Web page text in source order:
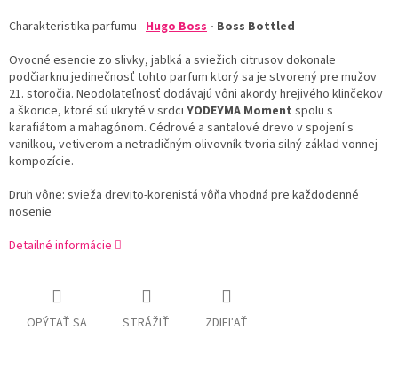
Charakteristika parfumu -HugoBoss - Boss Bottled
Ovocné esencie zo slivky, jablká a sviežich citrusovdokonale
podčiarknu jedinečnosť tohto parfum ktorýsa je stvorenýpre mužov
21. storočia. Neodolateľnosť dodávajú vôni akordyhrejivého klinčekov
a škorice, ktoré sú ukryté v srdci YODEYMA Moment spolu s
karafiátom a mahagónom. Cédrové a santalové drevo v spojenís
vanilkou, vetiverom a netradičným olivovníktvoria silný základ vonnej
kompozície.
Druh vône: svieža drevito-korenistá vôňa vhodná pre každodenné
nosenie
Detailné informácie
OPÝTAŤ SA STRÁŽIŤ ZDIEĽAŤ